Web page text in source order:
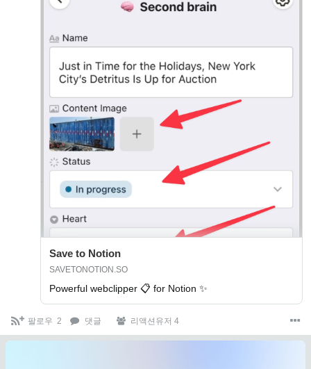
Save to Notion
SAVETONOTION.SO
Powerful webclipper 📋 for Notion ✨
팔로우 2 댓글 리액션유저 4